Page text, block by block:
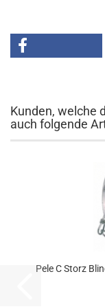
Kunden, welche
auch folgende
Pele C Storz